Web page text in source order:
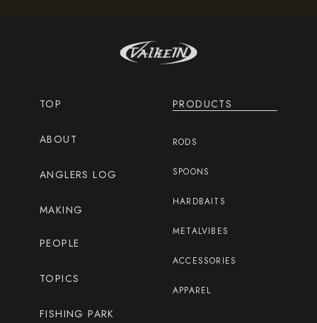
TOP
ABOUT
ANGLERS LOG
MAKING
PRODUCTS
RODS
SPOONS
HARDBAITS
METALVIBES
ACCESSORIES
APPAREL
PEOPLE
TOPICS
FISHING PARK